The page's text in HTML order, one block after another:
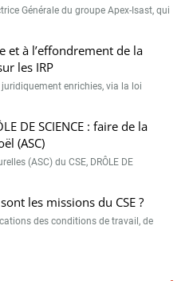
Générale du groupe Apex-Isast, qui
et à l’effondrement de la
les IRP
enrichies, via la loi
DE SCIENCE : faire de la
(ASC)
(ASC) du CSE, DRÔLE DE
les missions du CSE ?
des conditions de travail, de